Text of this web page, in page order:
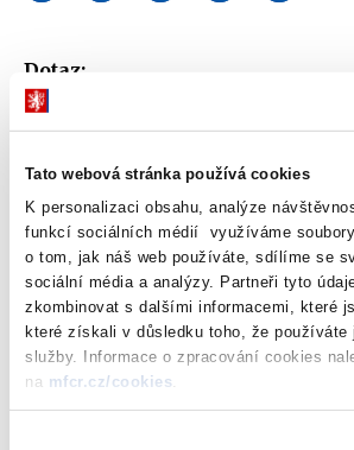
Tato webová stránka používá cookies
K personalizaci obsahu, analýze
funkcí sociálních médií využíváme
o tom, jak náš web používáte, sdílíme se
sociální média a analýzy. Partneři tyto
zkombinovat s dalšími informacemi, které
které získali v důsledku toho, že používáte
služby. Informace o zpracování cookies
na mfcr.cz/cookies
Dotaz:
Žádost o zaslání kopie obsahu
a kanalizace Cheb, a.s., IČO 00073946.
Odpověď:
Ministerstvo financí Vám na základě Vaší
106/1999 Sb., o svobodném přístupu k
pozdějších předpisu, v příloze zasílá kopii
kterým byl privatizován s.p. Vodovody a
se o privatizační projekt vedený v